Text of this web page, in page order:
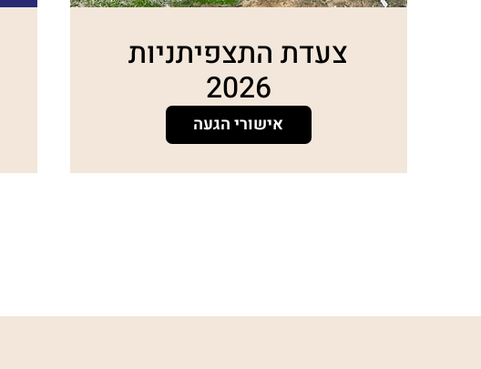
צעדת התצפיתניות
2026
אישורי הגעה